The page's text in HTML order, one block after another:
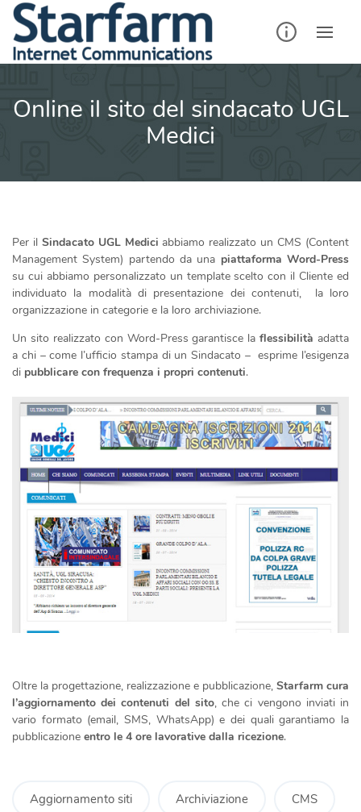
Skip
content
Online il sito del sindacato UGL
Medici
Per il Sindacato UGL Medici abbiamo realizzato un CMS (Content
Management System) partendo da una piattaforma Word-Press
su cui abbiamo personalizzato un template scelto con il Cliente ed
individuato la modalità di presentazione dei contenuti, la loro
organizzazione in categorie e la loro archiviazione.
Un sito realizzato con Word-Press garantisce laflessibilità adatta
a chi – come l’ufficio stampa di un Sindacato – esprime l’esigenza
di pubblicare con frequenza i propri contenuti.
Oltre la progettazione, realizzazione e pubblicazione, Starfarm cura
l’aggiornamento dei contenuti del sito, che ci vengono inviati in
vario formato (email, SMS, WhatsApp) e dei quali garantiamo la
pubblicazione entro le 4 ore lavorative dalla ricezione.
Aggiornamento siti Archiviazione CMS